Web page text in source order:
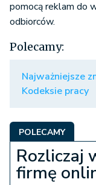
pomocą reklam do
odbiorców.
Polecamy:
Najważniejsze
Kodeksie pracy
POLECAMY
Rozliczaj
firmę